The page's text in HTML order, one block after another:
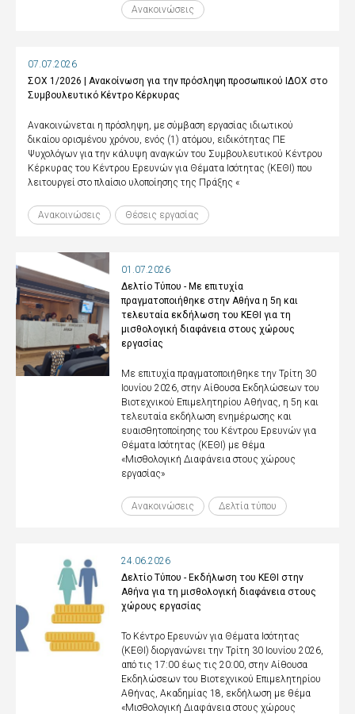
Ανακοινώσεις
07.07.2026
ΣΟΧ 1/2026 | Ανακοίνωση για την πρόσληψη προσωπικού ΙΔΟΧ στο
Συμβουλευτικό Κέντρο Κέρκυρας
Ανακοινώνεται η πρόσληψη, με σύμβαση εργασίας ιδιωτικού
δικαίου ορισμένου χρόνου, ενός (1) ατόμου, ειδικότητας ΠΕ
Ψυχολόγων για την κάλυψη αναγκών του Συμβουλευτικού Κέντρου
Κέρκυρας του Κέντρου Ερευνών για Θέματα Ισότητας (ΚΕΘΙ) που
λειτουργεί στο πλαίσιο υλοποίησης της Πράξης «
Ανακοινώσεις Θέσεις εργασίας
01.07.2026
Δελτίο Τύπου - Με επιτυχία
πραγματοποιήθηκε στην Αθήνα η 5η και
τελευταία εκδήλωση του ΚΕΘΙ για τη
μισθολογική διαφάνεια στους χώρους
εργασίας
Με επιτυχία πραγματοποιήθηκε την Τρίτη 30
Ιουνίου 2026, στην Αίθουσα Εκδηλώσεων του
Βιοτεχνικού Επιμελητηρίου Αθήνας, η 5η και
τελευταία εκδήλωση ενημέρωσης και
ευαισθητοποίησης του Κέντρου Ερευνών για
Θέματα Ισότητας (ΚΕΘΙ) με θέμα
«Μισθολογική Διαφάνεια στους χώρους
εργασίας»
Ανακοινώσεις Δελτία τύπου
24.06.2026
Δελτίο Τύπου - Εκδήλωση του ΚΕΘΙ στην
Αθήνα για τη μισθολογική διαφάνεια στους
χώρους εργασίας
Το Κέντρο Ερευνών για Θέματα Ισότητας
(ΚΕΘΙ) διοργανώνει την Τρίτη 30 Ιουνίου 2026,
από τις 17:00 έως τις 20:00, στην Αίθουσα
Εκδηλώσεων του Βιοτεχνικού Επιμελητηρίου
Αθήνας, Ακαδημίας 18, εκδήλωση με θέμα
«Μισθολογική Διαφάνεια στους χώρους